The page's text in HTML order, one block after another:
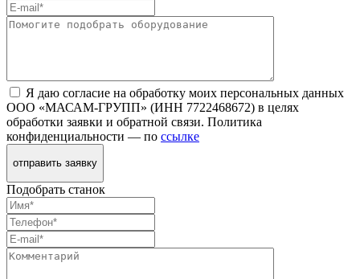
Я даю согласие на обработку моих персональных данных
ООО «МАСАМ-ГРУПП» (ИНН 7722468672) в целях
обработки заявки и обратной связи. Политика
конфиденциальности — по ссылке
отправить заявку
Подобрать станок